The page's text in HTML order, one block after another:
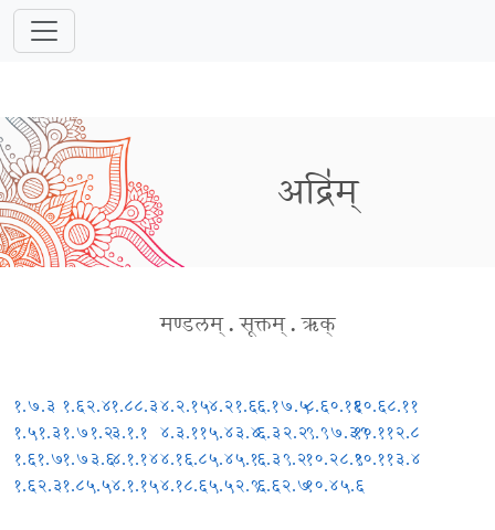
अद्रि॑म्
मण्डलम् . सूक्तम् . ऋक्
१.७.३
१.५१.३
१.६१.७
१.६२.३
१.६२.४
१.७१.२
१.७३.६
१.८५.५
१.८८.३
३.१.१
४.१.१४
४.१.१५
४.२.१५
४.३.११
४.१६.८
४.१८.६
४.२१.६
५.४३.४
५.४५.१
५.५२.९
६.१७.५
६.३२.२
६.३९.२
६.६२.७
८.६०.१६
९.९७.३९
१०.२८.९
१०.४५.६
१०.६८.११
१०.११२.८
१०.११३.४